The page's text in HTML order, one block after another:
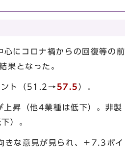
心にコロナ禍からの回復等の前
果となった。
ント（51.2→ 57.5 ）。
昇（他4業種は低下）。非製
）。
きな意見が見られ、＋7.3ポイ